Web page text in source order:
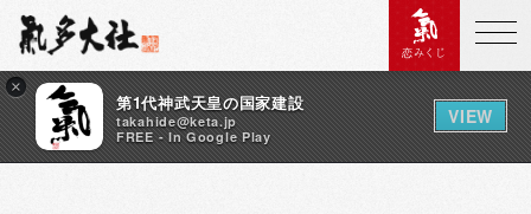
×
第1代神武天皇の国家建設
takahide@keta.jp
FREE - In Google Play
VIEW
恋みくじ